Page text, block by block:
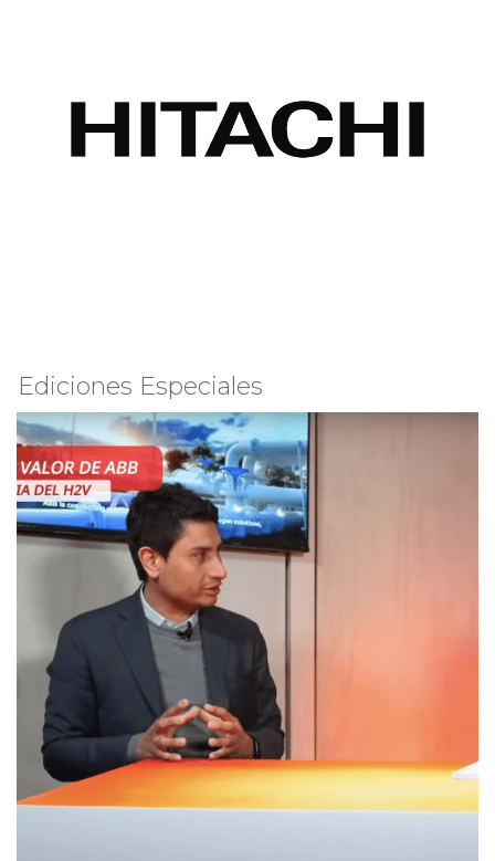
Ediciones Especiales